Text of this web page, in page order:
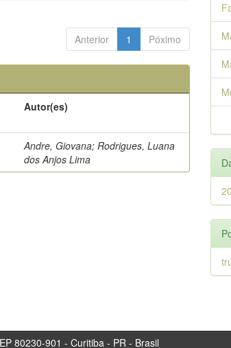
Anterior 1 Póximo
Autor(es)
Andre, Giovana; Rodrigues, Luana
dos Anjos Lima
80230-901 - Curitiba - PR - Brasil